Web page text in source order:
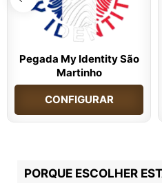
Pegada My Identity São
Martinho
CONFIGURAR
PORQUE ESCOLHER